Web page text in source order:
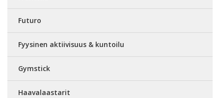
Futuro
Fyysinen aktiivisuus & kuntoilu
Gymstick
Haavalaastarit